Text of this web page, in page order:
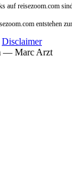
auf reisezoom.com
entstehen
Disclaimer
— Marc Arzt